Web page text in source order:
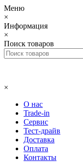
Меню
×
Информация
×
Поиск товаров
×
О нас
Trade-in
Сервис
Тест-драйв
Доставка
Оплата
Контакты